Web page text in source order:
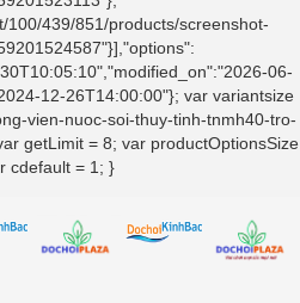
439/851/products/screenshot-
06-
12-26T14:00:00"}; var variantsize
vien-nuoc-soi-thuy-tinh-tnmh40-tro-
getLimit = 8; var productOptionsSize
cdefault = 1; }